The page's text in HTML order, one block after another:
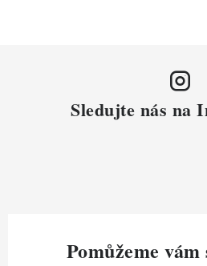
Sledujte nás na
Pomůžeme